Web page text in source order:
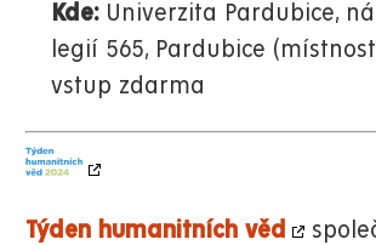
Kde: Univerzita Pardubice,
legií 565, Pardubice (místnost
vstup zdarma
Týden humanitních věd